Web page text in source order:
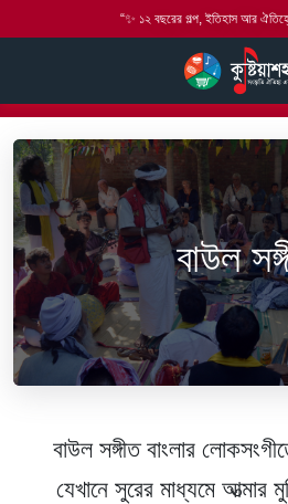
“✨ ১২ বছরের গল্প, ইতিহাস আর
বাউল সঙ্গীত
বাউল
বাউল সঙ্গীতবাংলার
যেখানে সুরের মাধ্যমে আত্মার